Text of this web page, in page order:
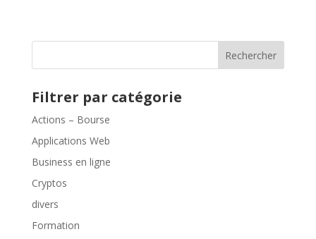
Rechercher
Filtrer par catégorie
Actions – Bourse
Applications Web
Business en ligne
Cryptos
divers
Formation